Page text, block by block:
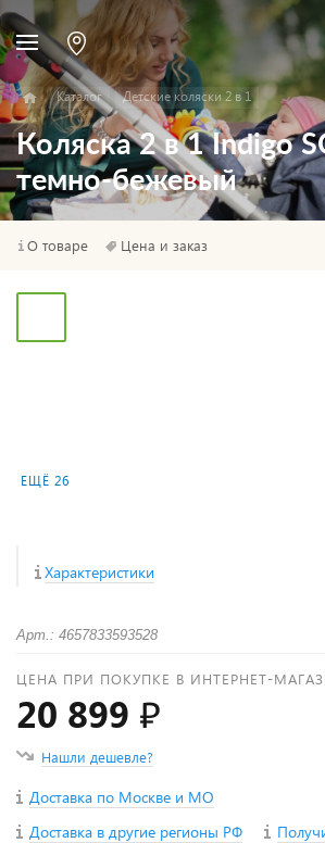
Каталог Детские коляски 2 в 1
Коляска 2 в 1 Indigo
темно-бежевый
О товаре Цена и заказ
ЕЩЁ 26
Характеристики
Арт.: 4657833593528
ЦЕНА ПРИ ПОКУПКЕ В ИНТЕРНЕТ-
20 899 ₽
Нашли дешевле?
Доставка по Москве и МО
Доставка в другие регионы РФ